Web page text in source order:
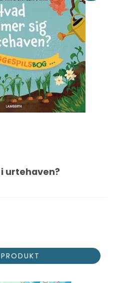
urtehaven?